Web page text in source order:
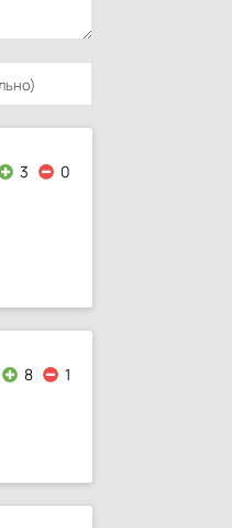
3 0
8 1